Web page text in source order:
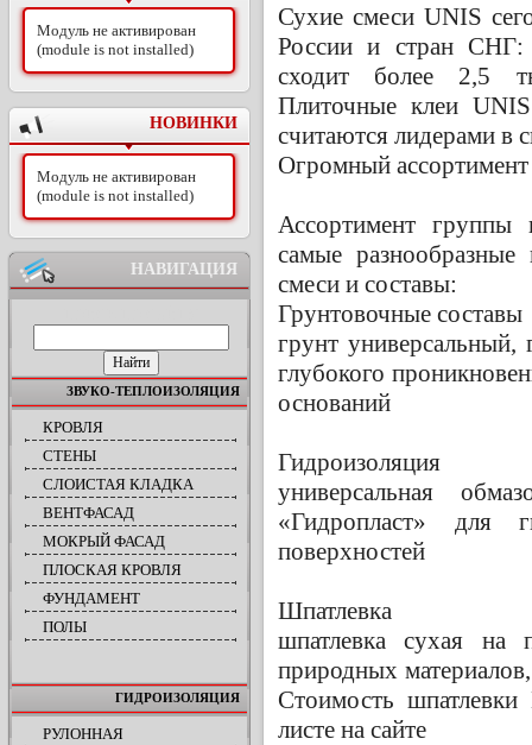
Модуль не активирован
(module is not installed)
НОВИНКИ
Модуль не активирован
(module is not installed)
НАВИГАЦИЯ
ЗВУКО-ТЕПЛОИЗОЛЯЦИЯ
КРОВЛЯ
СТЕНЫ
СЛОИСТАЯ КЛАДКА
ВЕНТФАСАД
МОКРЫЙ ФАСАД
ПЛОСКАЯ КРОВЛЯ
ФУНДАМЕНТ
ПОЛЫ
ГИДРОИЗОЛЯЦИЯ
РУЛОННАЯ
Сухие смеси UNIS
России и стран СНГ:
сходит более 2,5
Плиточные клеи
считаются лидерами в
Огромный
Ассортимент
самые разнообразные
смеси и составы:
Грунтовочные составы
грунт универсальный,
глубокого
оснований
Гидроизоляция
универсальная
«Гидропласт» для
поверхностей
Шпатлевка
шпатлевка сухая на
природных
Стоимость
листе на сайте